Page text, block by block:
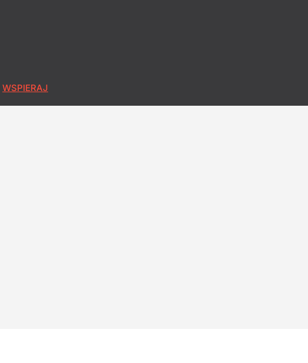
WSPIERAJ